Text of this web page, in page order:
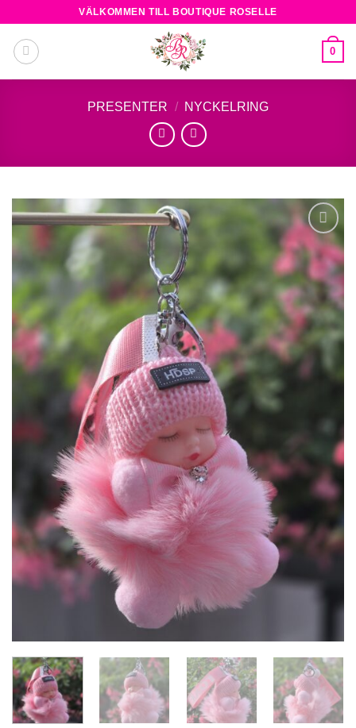
content
VÄLKOMMEN TILL BOUTIQUE ROSELLE
0
PRESENTER / NYCKELRING
Add to
wishlist